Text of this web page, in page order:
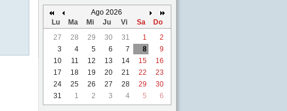
Ago 2026
Lu
Ma Mi Ju Vi Sa
Do
27
28 29 30 31 1
2
3
4 5 6 7 8
9
10
11 12 13 14 15
16
17
18 19 20 21 22
23
24
25 26 27 28 29
30
31
1 2 3 4 5 6